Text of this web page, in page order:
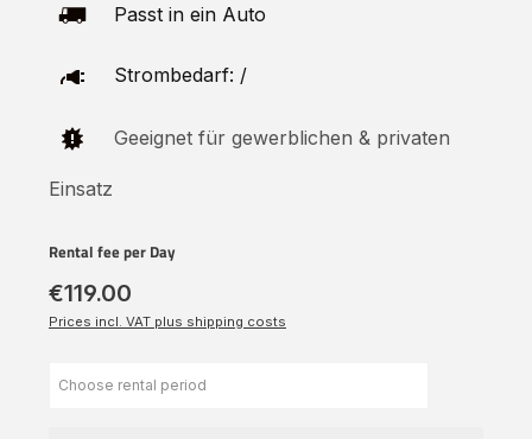
Passt in ein Auto
Strombedarf: /
Geeignet für gewerblichen & privaten
Einsatz
Rental fee per Day
€119.00
Prices incl. VAT plus shipping costs